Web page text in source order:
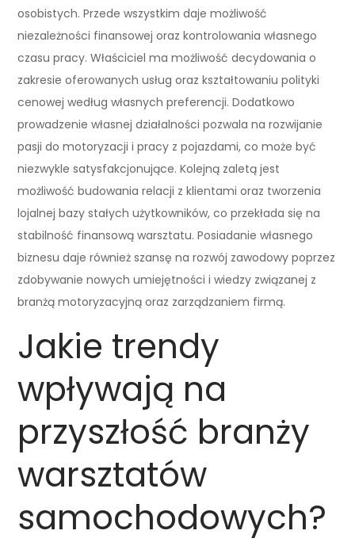
osobistych. Przede wszystkim daje możliwość
niezależności finansowej oraz kontrolowania własnego
czasu pracy. Właściciel ma możliwość decydowania o
zakresie oferowanych usług oraz kształtowaniu polityki
cenowej według własnych preferencji. Dodatkowo
prowadzenie własnej działalności pozwala na rozwijanie
pasji do motoryzacji i pracy z pojazdami, co może być
niezwykle satysfakcjonujące. Kolejną zaletą jest
możliwość budowania relacji z klientami oraz tworzenia
lojalnej bazy stałych użytkowników, co przekłada się na
stabilność finansową warsztatu. Posiadanie własnego
biznesu daje również szansę na rozwój zawodowy poprzez
zdobywanie nowych umiejętności i wiedzy związanej z
branżą motoryzacyjną oraz zarządzaniem firmą.
Jakie trendy
wpływają na
przyszłość branży
warsztatów
samochodowych?